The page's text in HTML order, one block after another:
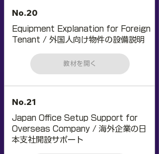
No.20
Equipment Explanation for Foreign
Tenant / 外国人向け物件の設備説明
教材を開く
No.21
Japan Office Setup Support for
Overseas Company / 海外企業の日
本支社開設サポート